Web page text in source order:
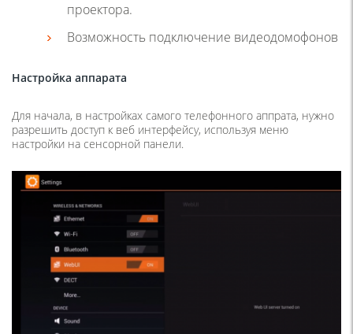
проектора.
Возможность подключение видеодомофонов
Настройка аппарата
Для начала, в настройках самого телефонного аппрата, нужно
разрешить доступ к веб интерфейсу, используя меню
настройки на сенсорной панели.